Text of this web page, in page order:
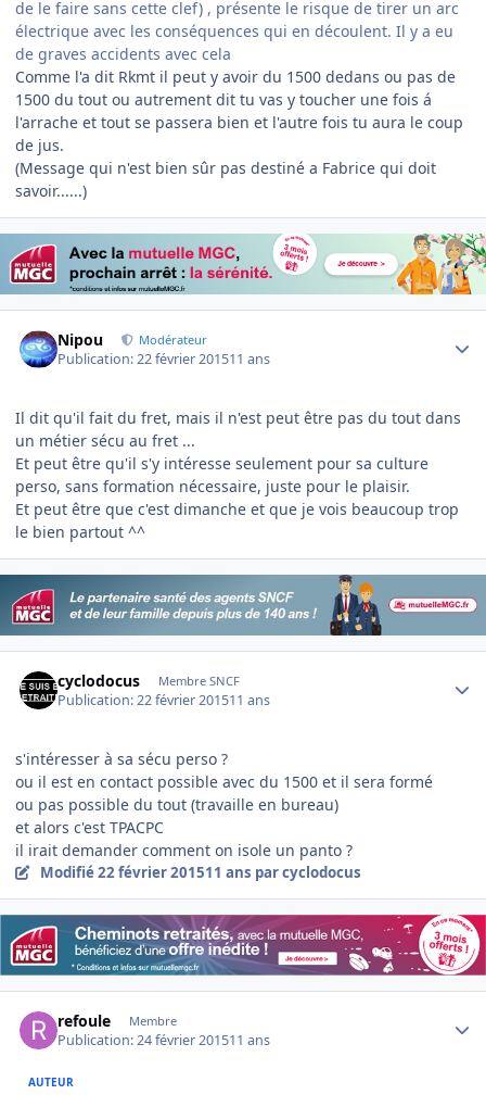
de le faire sans cette clef) , présente le risque de tirer un arc
électrique avec les conséquences qui en découlent. Il y a eu
de graves accidents avec cela
Comme l'a dit Rkmt il peut y avoir du 1500 dedans ou pas de
1500 du tout ou autrement dit tu vas y toucher une fois á
l'arrache et tout se passera bien et l'autre fois tu aura le coup
de jus.
(Message qui n'est bien sûr pas destiné a Fabrice qui doit
savoir......)
Nipou Modérateur
Publication:22 février 201511 ans
Il dit qu'il fait du fret, mais il n'est peut être pas du tout dans
un métier sécu au fret ...
Et peut être qu'il s'y intéresse seulement pour sa culture
perso, sans formation nécessaire, juste pour le plaisir.
Et peut être que c'est dimanche et que je vois beaucoup trop
le bien partout ^^
cyclodocus Membre SNCF
Publication:22 février 201511 ans
s'intéresser à sa sécu perso ?
ou il est en contact possible avec du 1500 et il sera formé
ou pas possible du tout (travaille en bureau)
et alors c'est TPACPC
il irait demander comment on isole un panto ?
Modifié22 février 201511 ans par cyclodocus
refoule Membre
Publication:24 février 201511 ans
AUTEUR